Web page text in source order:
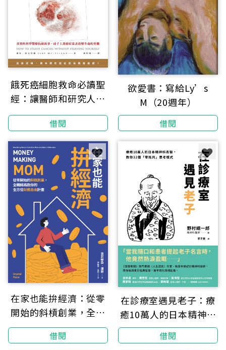
餓死癌細胞救命必讀聖
經：讓醫師和研究人員
震驚並受到啟發的抗癌
寶典
借閱
欲愛書：寫給Ly’s
M（20週年）
借閱
在家也能拚經濟：從零
開始的斜槓創業，全職
媽媽教你的全方位財務
自由計畫
借閱
在診療室遇見老子：療
癒10萬人的日本精神科
名醫，教你32個「零批
判」思考模式
借閱